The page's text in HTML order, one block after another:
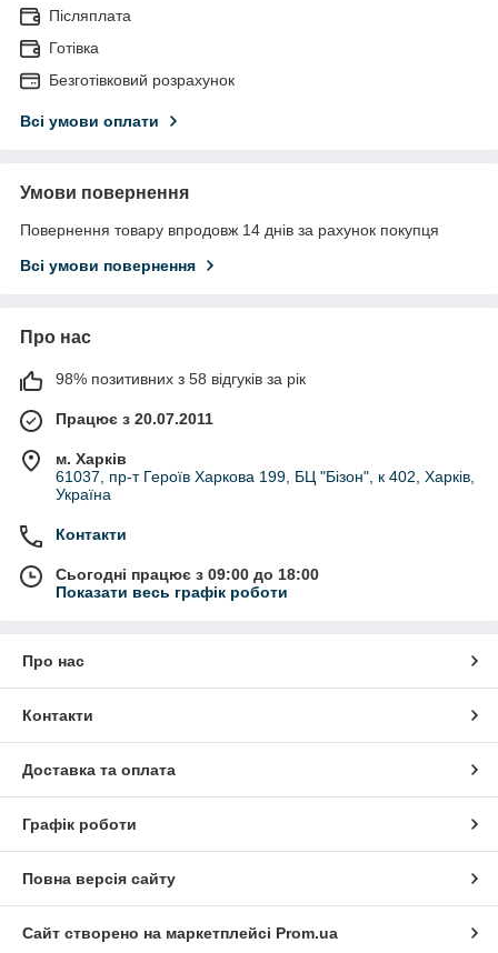
Післяплата
Готівка
Безготівковий розрахунок
Всі умови оплати
Умови повернення
Повернення товару впродовж 14 днів за рахунок покупця
Всі умови повернення
Про нас
98% позитивних з 58 відгуків за рік
Працює з 20.07.2011
м. Харків
61037, пр-т Героїв Харкова 199, БЦ "Бізон", к 402, Харків,
Україна
Контакти
Сьогодні працює з 09:00 до 18:00
Показати весь графік роботи
Про нас
Контакти
Доставка та оплата
Графік роботи
Повна версія сайту
Сайт створено на маркетплейсі Prom.ua